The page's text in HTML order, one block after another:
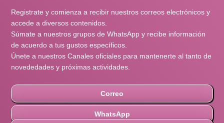
Registrate y comienza a recibir nuestros correos electrónicos y
accede a diversos contenidos.
Súmate a nuestros grupos de WhatsApp y recibe información
de acuerdo a tus gustos específicos.
Únete a nuestros Canales oficiales para mantenerte al tanto de
novededades y próximas actividades.
Correo
WhatsApp